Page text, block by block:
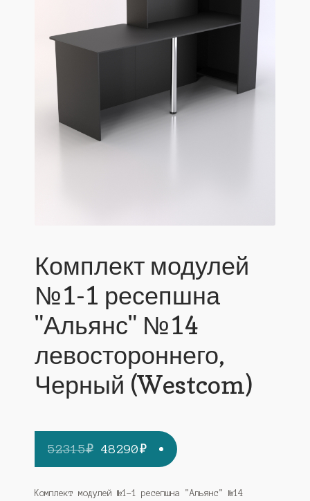
Комплект модулей
№1-1 ресепшна
"Альянс" №14
левостороннего,
Черный (Westcom)
52315₽ Первоначальная
цена
составляла
48290₽Текущая
цена:
48290₽.
Комплект модулей №1-1 ресепшна "Альянс" №14